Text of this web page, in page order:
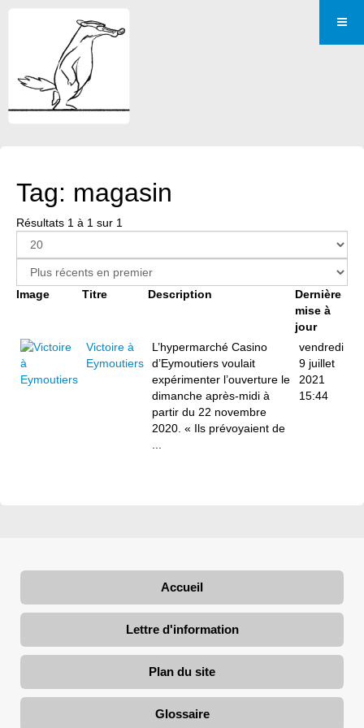
Tag: magasin
Résultats 1 à 1 sur 1
Image Titre Description
Dernière
mise à
jour
Victoire à
Eymoutiers
L’hypermarché Casino
d’Eymoutiers voulait
expérimenter l’ouverture le
dimanche après-midi à
partir du 22 novembre
2020. « Ils prévoyaient de
vendredi
9 juillet
2021
15:44
Accueil
Lettre d'information
Plan du site
Glossaire